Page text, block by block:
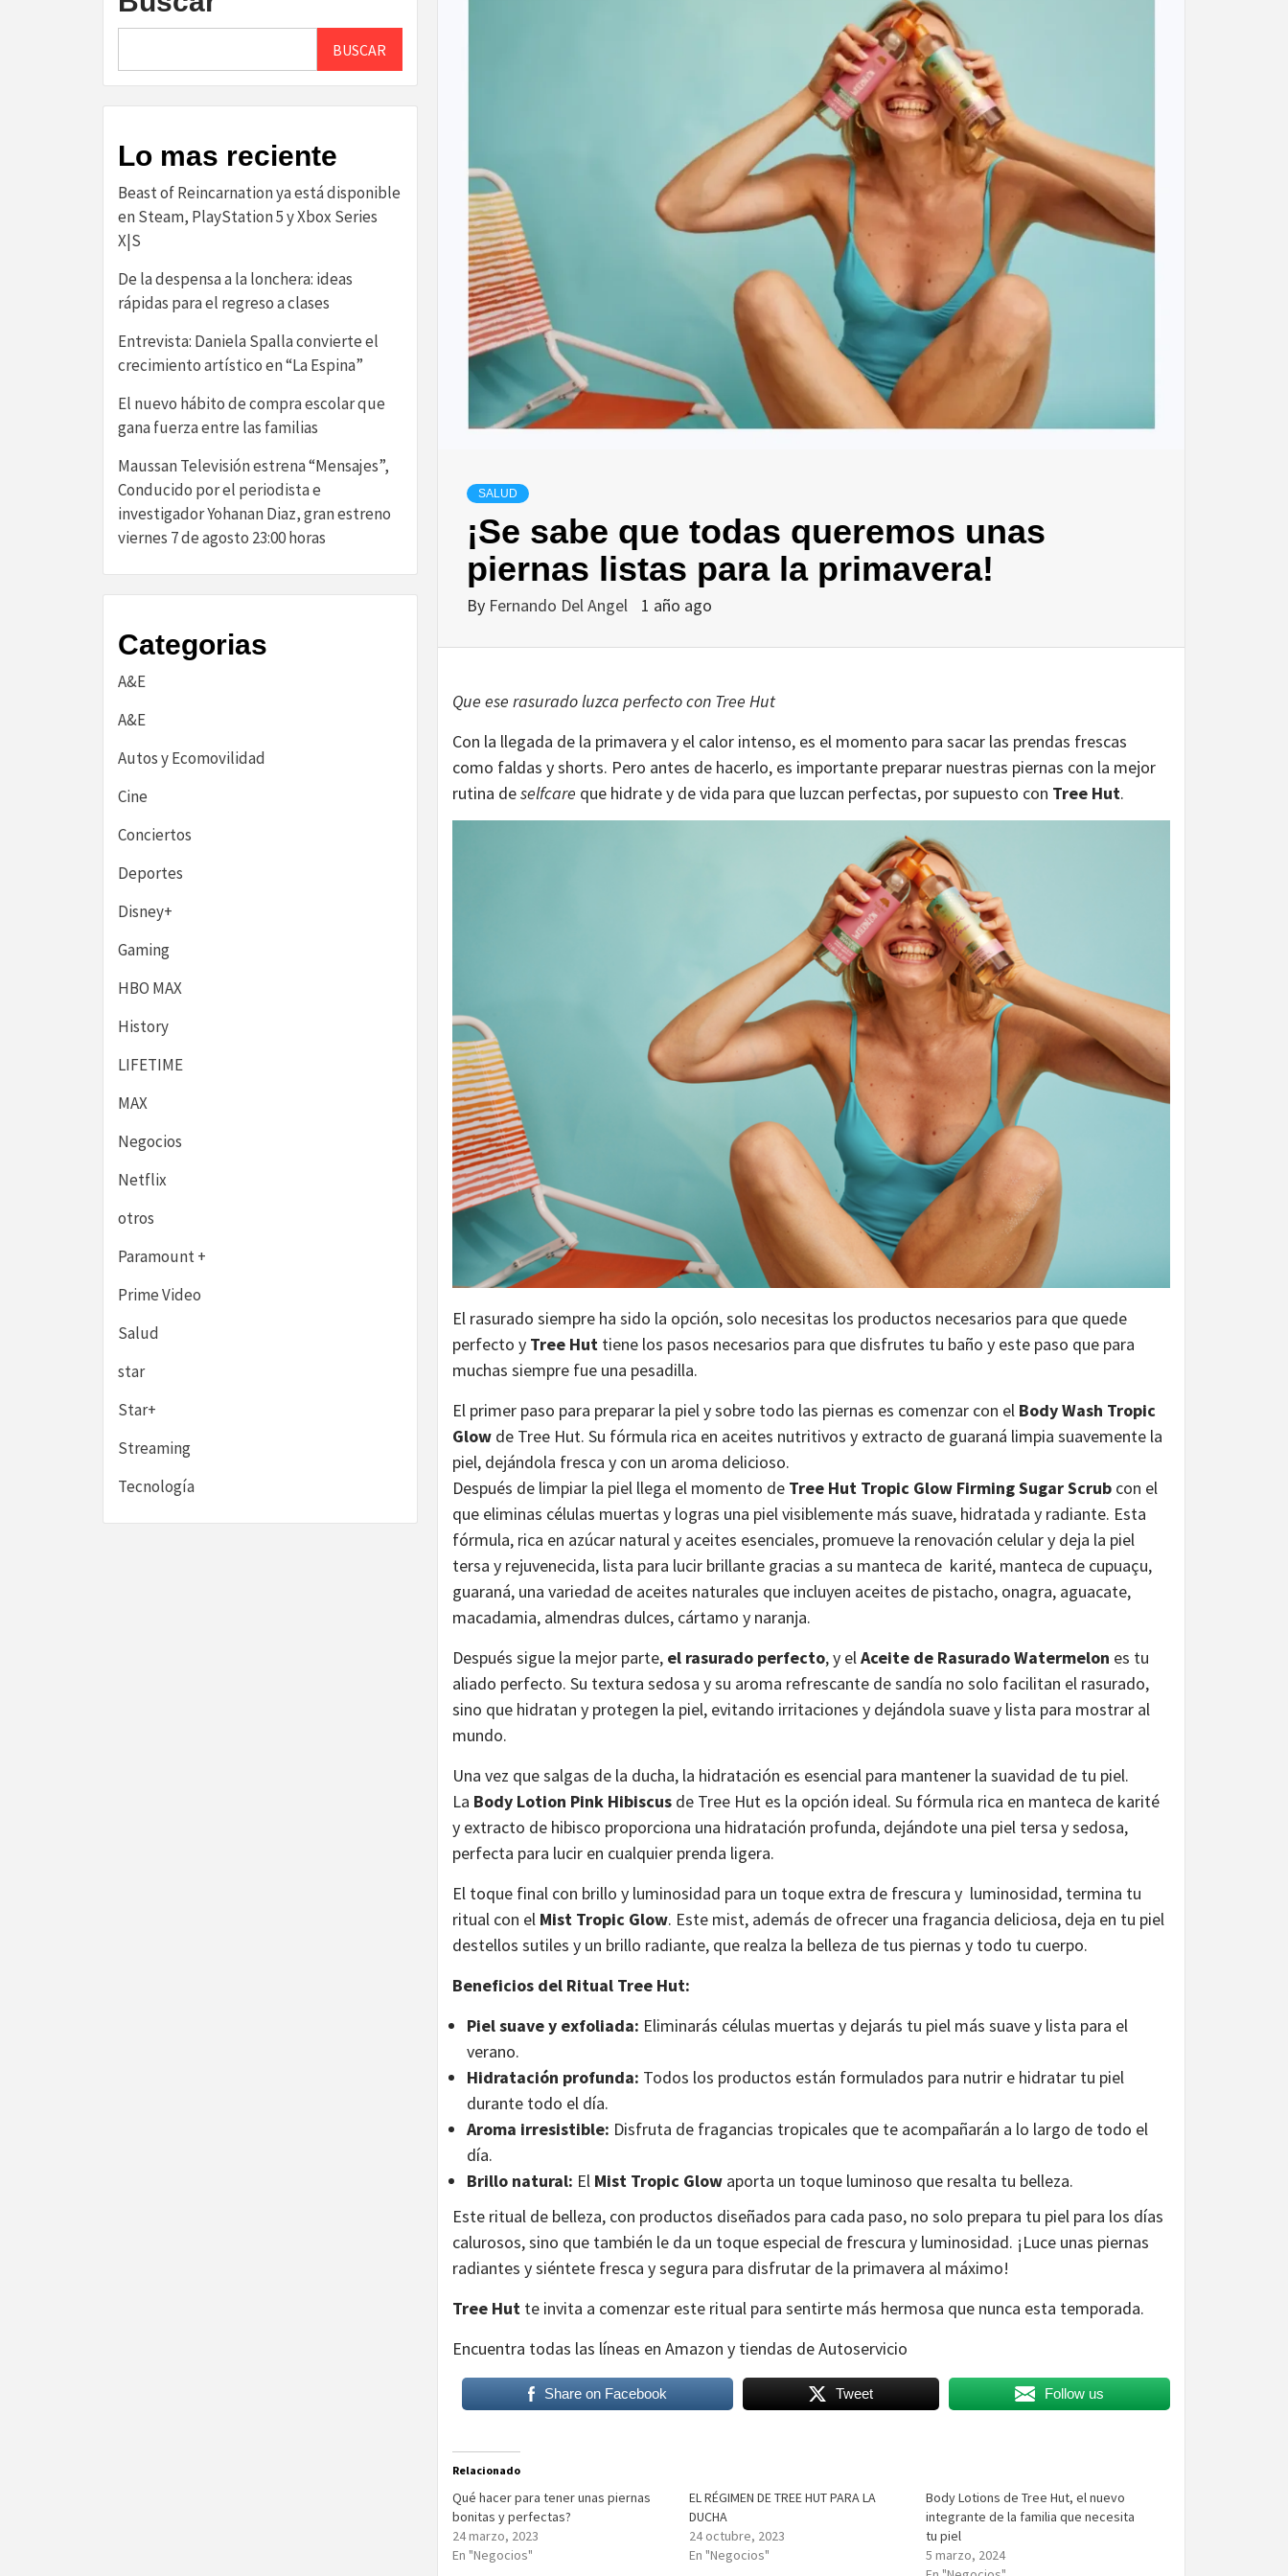
SALUD
¡Se sabe que todas queremos unas
piernas listas para la primavera!
By Fernando Del Angel 1 año ago
Que ese rasurado luzca perfecto con Tree Hut
Con la llegada de la primavera y el calor intenso, es el momento para sacar las prendas frescas
como faldas y shorts. Pero antes de hacerlo, es importante preparar nuestras piernas con la mejor
rutina deselfcare que hidrate y de vida para que luzcan perfectas, por supuesto con Tree Hut.
El rasurado siempre ha sido la opción, solo necesitas los productos necesarios para que quede
perfecto y Tree Hut tiene los pasos necesarios para que disfrutes tu baño y este paso que para
muchas siempre fue una pesadilla.
El primer paso para preparar la piel y sobre todo las piernas es comenzar con el Body Wash Tropic
Glow de Tree Hut. Su fórmula rica en aceites nutritivos y extracto de guaraná limpia suavemente la
piel, dejándola fresca y con un aroma delicioso.
Después de limpiar la piel llega el momento de Tree Hut Tropic Glow Firming Sugar Scrub con el
que eliminas células muertas y logras una piel visiblemente más suave, hidratada y radiante. Esta
fórmula, rica en azúcar natural y aceites esenciales, promueve la renovación celular y deja la piel
tersa y rejuvenecida, lista para lucir brillante gracias a su manteca de karité, manteca de cupuaçu,
guaraná, una variedad de aceites naturales que incluyen aceites de pistacho, onagra, aguacate,
macadamia, almendras dulces, cártamo y naranja.
Después sigue la mejor parte, el rasurado perfecto, y elAceite de Rasurado Watermelon es tu
aliado perfecto. Su textura sedosa y su aroma refrescante de sandía no solo facilitan el rasurado,
sino que hidratan y protegen la piel, evitando irritaciones y dejándola suave y lista para mostrar al
mundo.
Una vez que salgas de la ducha, la hidratación es esencial para mantener la suavidad de tu piel.
La Body Lotion Pink Hibiscus de Tree Hut es la opción ideal. Su fórmula rica en manteca de karité
y extracto de hibisco proporciona una hidratación profunda, dejándote una piel tersa y sedosa,
perfecta para lucir en cualquier prenda ligera.
El toque final con brillo y luminosidad para un toque extra de frescura y luminosidad, termina tu
ritual con el Mist Tropic Glow. Este mist, además de ofrecer una fragancia deliciosa, deja en tu piel
destellos sutiles y un brillo radiante, que realza la belleza de tus piernas y todo tu cuerpo.
Beneficios del Ritual Tree Hut:
Piel suave y exfoliada: Eliminarás células muertas y dejarás tu piel más suave y lista para el
verano.
Hidratación profunda: Todos los productos están formulados para nutrir e hidratar tu piel
durante todo el día.
Aroma irresistible: Disfruta de fragancias tropicales que te acompañarán a lo largo de todo el
día.
Brillo natural: El Mist Tropic Glow aporta un toque luminoso que resalta tu belleza.
Este ritual de belleza, con productos diseñados para cada paso, no solo prepara tu piel para los días
calurosos, sino que también le da un toque especial de frescura y luminosidad. ¡Luce unas piernas
radiantes y siéntete fresca y segura para disfrutar de la primavera al máximo!
Tree Hut te invita a comenzar este ritual para sentirte más hermosa que nunca esta temporada.
Encuentra todas las líneas en Amazon y tiendas de Autoservicio
Share on Facebook Tweet Follow us
Relacionado
Qué hacer para tener unas piernas
bonitas y perfectas?
24 marzo, 2023
En "Negocios"
EL RÉGIMEN DE TREE HUT PARA LA
DUCHA
24 octubre, 2023
En "Negocios"
Body Lotions de Tree Hut, el nuevo
integrante de la familia que necesita
tu piel
5 marzo, 2024
BUSCAR
Lo mas reciente
Beast of Reincarnation ya está disponible
en Steam, PlayStation 5 y Xbox Series
X|S
De la despensa a la lonchera: ideas
rápidas para el regreso a clases
Entrevista: Daniela Spalla convierte el
crecimiento artístico en “La Espina”
El nuevo hábito de compra escolar que
gana fuerza entre las familias
Maussan Televisión estrena “Mensajes”,
Conducido por el periodista e
investigador Yohanan Diaz, gran estreno
viernes 7 de agosto 23:00 horas
Categorias
A&E
A&E
Autos y Ecomovilidad
Cine
Conciertos
Deportes
Disney+
Gaming
HBO MAX
History
LIFETIME
MAX
Negocios
Netflix
otros
Paramount +
Prime Video
Salud
star
Star+
Streaming
Tecnología